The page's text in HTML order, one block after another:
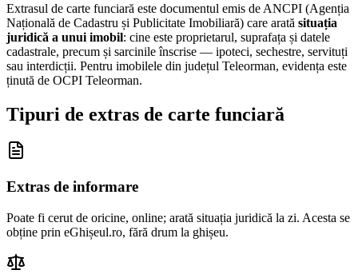
Extrasul de carte funciară este documentul emis de ANCPI (Agenția
Națională de Cadastru și Publicitate Imobiliară) care arată situația
juridică a unui imobil: cine este proprietarul, suprafața și datele
cadastrale, precum și sarcinile înscrise — ipoteci, sechestre, servituți
sau interdicții. Pentru imobilele din județul Teleorman, evidența este
ținută de OCPI Teleorman.
Tipuri de extras de carte funciară
Extras de informare
Poate fi cerut de oricine, online; arată situația juridică la zi. Acesta se
obține prin eGhișeul.ro, fără drum la ghișeu.